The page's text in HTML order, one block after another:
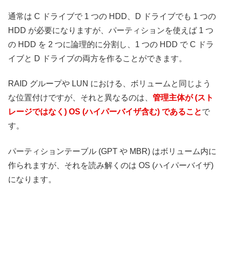
通常は C ドライブで 1 つの HDD、D ドライブでも 1 つの
HDD が必要になりますが、パーティションを使えば 1 つ
の HDD を 2 つに論理的に分割し、1 つの HDD で C ドラ
イブと D ドライブの両方を作ることができます。
RAID グループや LUN における、ボリュームと同じよう
な位置付けですが、それと異なるのは、 管理主体が (スト
レージではなく) OS (ハイパーバイザ含む) であることで
す。
パーティションテーブル (GPT や MBR) はボリューム内に
作られますが、それを読み解くのは OS (ハイパーバイザ)
になります。